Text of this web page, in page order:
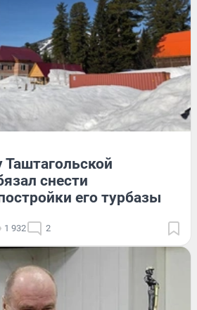
снести
его турбазы
1 932 2